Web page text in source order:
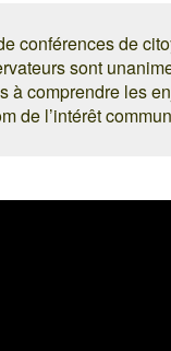
conférences de
sont
à comprendre les
de l’intérêt